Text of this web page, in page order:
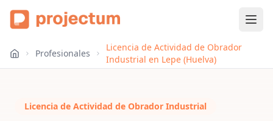
Profesionales
Licencia de Actividad de Obrador
Industrial en Lepe (Huelva)
Licencia de Actividad de Obrador Industrial